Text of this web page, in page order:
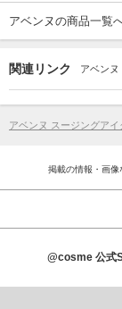
アベンヌの商品一覧
関連リンク アベンヌ
アベンヌ スージングアイ
掲載の情報・画像
@cosme 公式